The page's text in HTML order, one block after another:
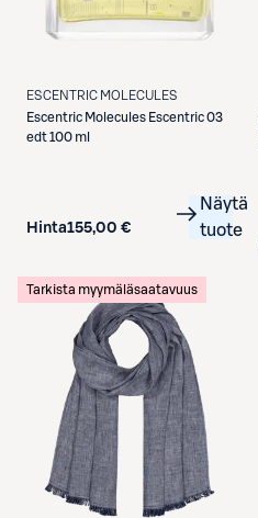
ESCENTRIC MOLECULES
Escentric Molecules Escentric 03
edt 100 ml
Hinta155,00 €
Näytä
tuote
Tarkista myymäläsaatavuus